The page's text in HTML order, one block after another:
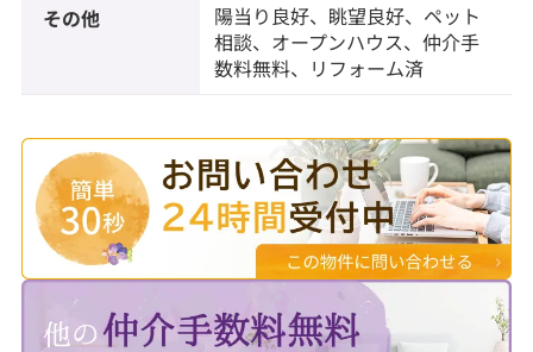
その他
陽当り良好、眺望良好、ペット
相談、オープンハウス、仲介手
数料無料、リフォーム済